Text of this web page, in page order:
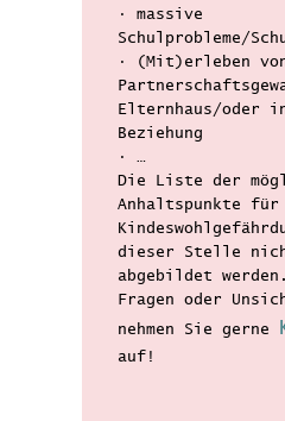
• massive
Schulprobleme/
• (Mit)erleben
Elternhaus/oder
Beziehung
• …
Die Liste der
Anhaltspunkte für
dieser Stelle
abgebildet
Fragen oder
nehmen Sie gerne
auf!